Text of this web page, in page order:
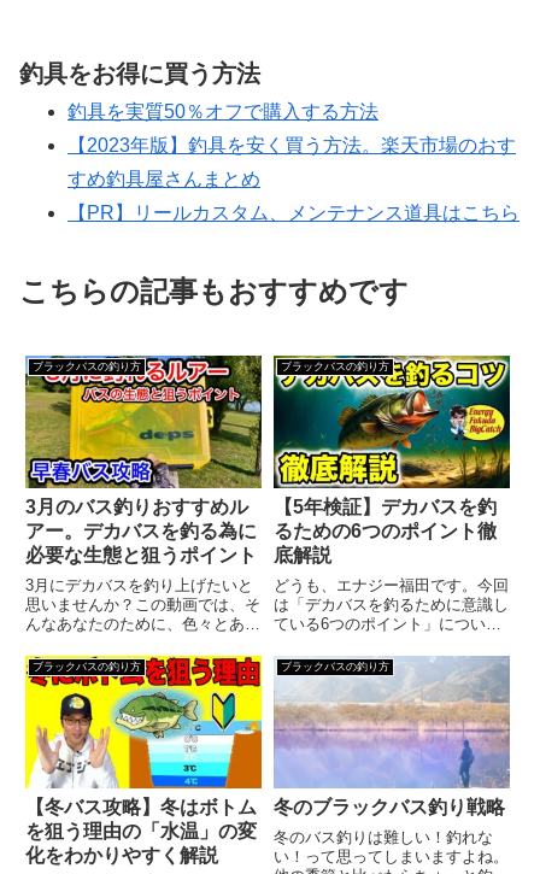
釣具をお得に買う方法
釣具を実質50％オフで購入する方法
【2023年版】釣具を安く買う方法。楽天市場のおす
すめ釣具屋さんまとめ
【PR】リールカスタム、メンテナンス道具はこちら
こちらの記事もおすすめです
ブラックバスの釣り方
3月のバス釣りおすすめル
アー。デカバスを釣る為に
必要な生態と狙うポイント
3月にデカバスを釣り上げたいと
思いませんか？この動画では、そ
んなあなたのために、色々とある
するルアーとその使い方、1日の
釣りの流れ、狙うべきポイント、
そしてブラックバスの生態と動き
について、すべて紹介していき
ま...
ブラックバスの釣り方
【5年検証】デカバスを釣
るための6つのポイント徹
底解説
どうも、エナジー福田です。今回
は「デカバスを釣るために意識し
ている6つのポイント」について
らデカバスが釣れるのか？」と聞
かれますが、実際には特別な裏技
はなく、誰でも真似できるシンプ
ルな考え方と行動の積み重ねで
す...
ブラックバスの釣り方
【冬バス攻略】冬はボトム
を狙う理由の「水温」の変
化をわかりやすく解説
ブラックバスの釣り方
冬のブラックバス釣り戦略
冬のバス釣りは難しい！釣れな
い！って思ってしまいますよね。